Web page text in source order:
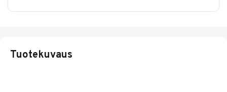
Tuotekuvaus